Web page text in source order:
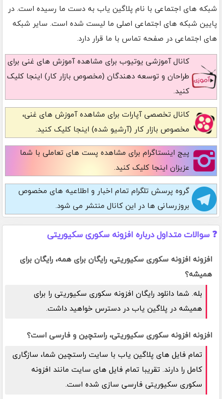
شبکه های اجتماعی با نام پلاگین یاب به دست ما رسیده است. در
پایین شبکه های اجتماعی اصلی ما لیست شده است. سایر شبکه
های اجتماعی در صفحه تماس با ما قرار دارد.
کانال آموزشی یوتیوب برای مشاهده آموزش های غنی برای
طراحان و توسعه دهندگان (مخصوص بازار کار) اینجا کلیک
کنید.
کانال تخصصی آپارات برای مشاهده آموزش های غنی،
مخصوص بازار کار (آرشیو شده) اینجا کلیک کنید.
پیج اینستاگرام برای مشاهده پست های تعاملی با شما
عزیزان اینجا کلیک کنید.
گروه پرسش تلگرام تمام اخبار و اطلاعیه های مخصوص
بروزرسانی ها در این کانال منتشر می شود.
❓ سوالات متداول درباره افزونه سکوری سکیوریتی
افزونه افزونه سکوری سکیوریتی، رایگان برای همه، رایگان برای
همیشه؟
بله. شما دانلود رایگان افزونه سکوری سکیوریتی را برای
همیشه در پلاگین یاب در دسترس خواهید داشت.
افزونه افزونه سکوری سکیوریتی، راستچین و فارسی است؟
تمام فایل های پلاگین یاب با سایت راستچین شما، سازگاری
کامل را دارند. تقریبا تمام فایل های سایت مانند افزونه
سکوری سکیوریتی فارسی سازی شده است.